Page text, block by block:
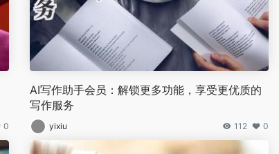
0
AI写作助手会员：解锁更多功能，享受更优质的
写作服务
yixiu 112 0